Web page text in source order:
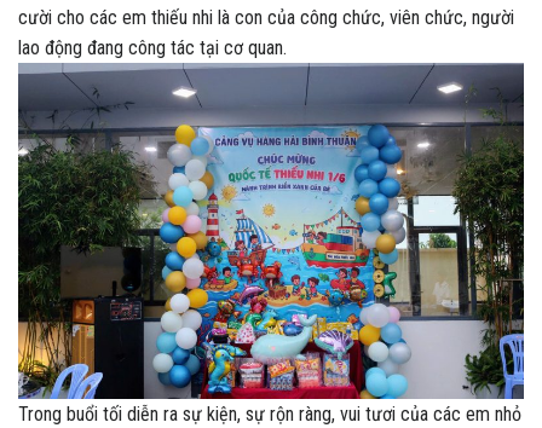
cười cho các em thiếu nhi là con của công chức, viên chức, người
lao động đang công tác tại cơ quan.
Trong buổi tối diễn ra sự kiện, sự rộn ràng, vui tươi của các em nhỏ